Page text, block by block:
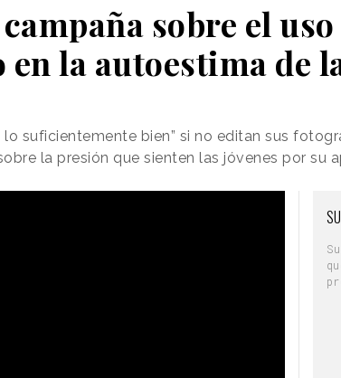
sobre el
la autoestima de
suficientemente bien” si no editan sus
la presión que sienten las jóvenes por su